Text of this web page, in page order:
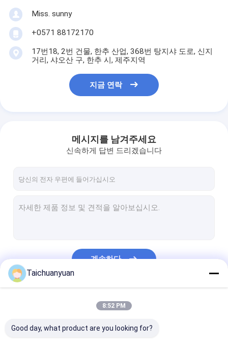
Miss. sunny
+0571 88172170
17번18, 2번 건물, 한추 산업, 368번 탕지샤 도로, 신지
거리, 샤오산 구, 한추 시, 제주지역
지금 연락
메시지를 남겨주세요
신속하게 답변 드리겠습니다
계속하다
Taichuanyuan
8:52 PM
Good day, what product are you looking for?